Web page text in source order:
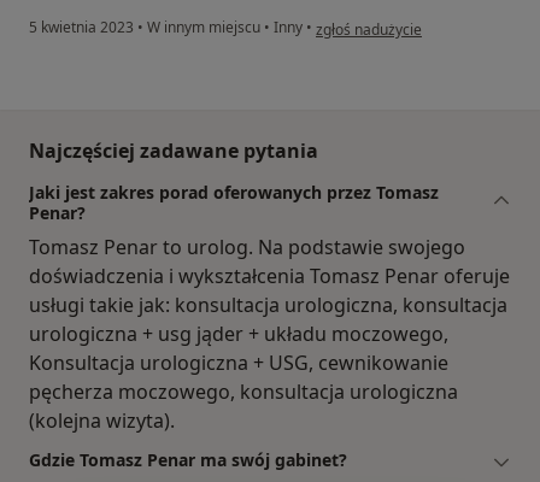
5 kwietnia 2023 • W innym miejscu • Inny • w opinii użytkownika Weronika
zgłoś nadużycie
Najczęściej zadawane pytania
Jaki jest zakres porad oferowanych przez Tomasz
Penar?
Tomasz Penar to urolog. Na podstawie swojego
doświadczenia i wykształcenia Tomasz Penar oferuje
usługi takie jak: konsultacja urologiczna, konsultacja
urologiczna + usg jąder + układu moczowego,
Konsultacja urologiczna + USG, cewnikowanie
pęcherza moczowego, konsultacja urologiczna
(kolejna wizyta).
Gdzie Tomasz Penar ma swój gabinet?